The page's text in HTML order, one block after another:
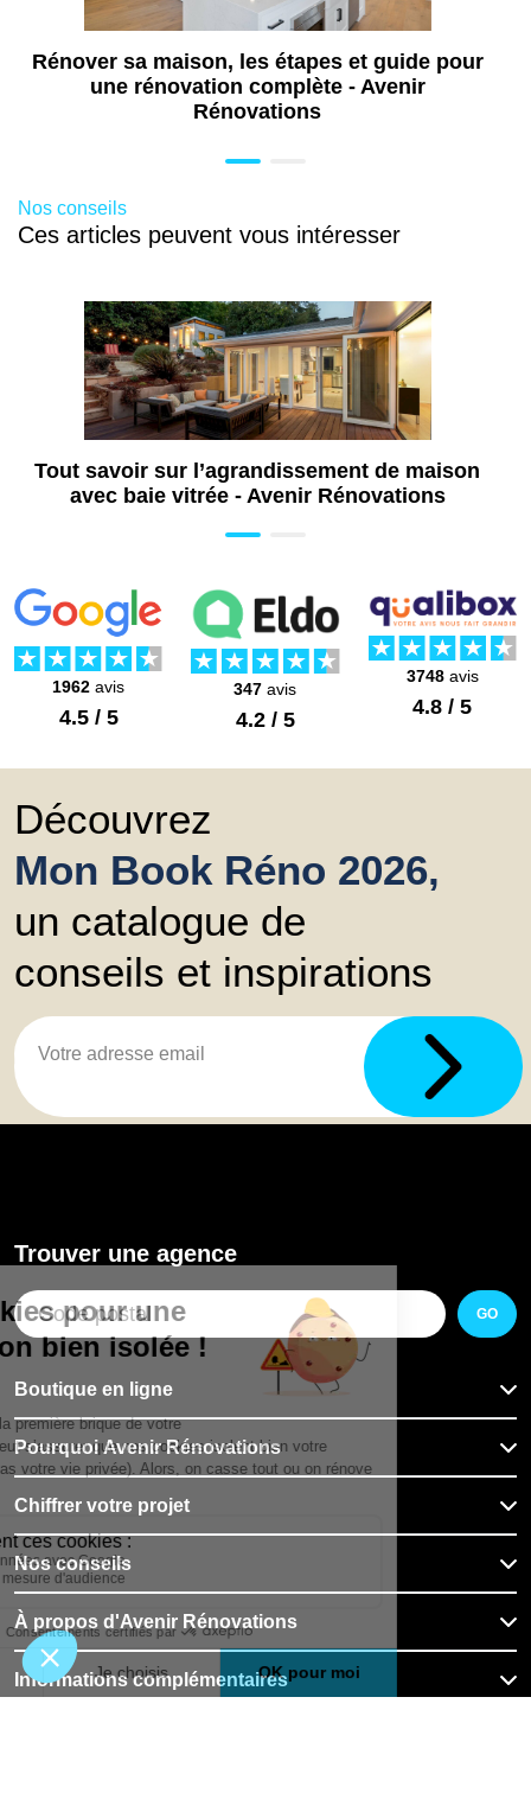
Rénover sa maison, les étapes et guide pour
une rénovation complète - Avenir
Rénovations
Nos conseils
Ces articles peuvent vous intéresser
Tout savoir sur l’agrandissement de maison
avec baie vitrée - Avenir Rénovations
1962 avis
4.5 / 5
347 avis
4.2 / 5
3748avis
4.8 / 5
Découvrez
Mon Book Réno 2026,
un catalogue de
conseils et inspirations
Trouver une agence
GO
Boutique en ligne
Pourquoi Avenir Rénovations
Chiffrer votre projet
Nos conseils
À propos d'Avenir Rénovations
Informations complémentaires